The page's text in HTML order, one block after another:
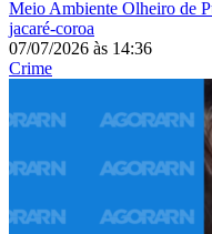
Meio Ambiente Olheiro de
jacaré-coroa
07/07/2026 às 14:36
Crime